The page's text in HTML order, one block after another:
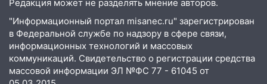
погода в четверг
06:00 Четыре года борьбы: ульяновские
юристы помогли женщине засудить УК
за плесень на стенах
Редакция может не разделять мнение авторов.
"Информационный портал misanec.ru" зарегистрирован
в Федеральной службе по надзору в сфере связи,
информационных технологий и массовых
коммуникаций. Свидетельство о регистрации средства
массовой информации ЭЛ №ФС 77 - 61045 от